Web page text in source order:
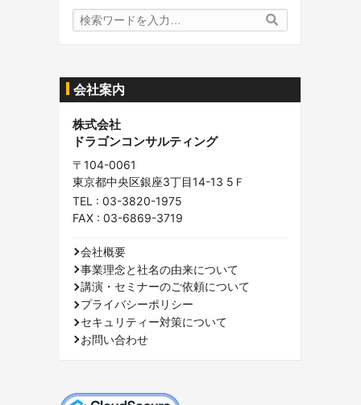
検
索
会社案内
株式会社
ドラゴンコンサルティング
〒104-0061
東京都中央区銀座3丁目14-13 5Ｆ
TEL : 03-3820-1975
FAX : 03-6869-3719
会社概要
事業理念と社名の由来について
講演・セミナーのご依頼について
プライバシーポリシー
セキュリティー対策について
お問い合わせ